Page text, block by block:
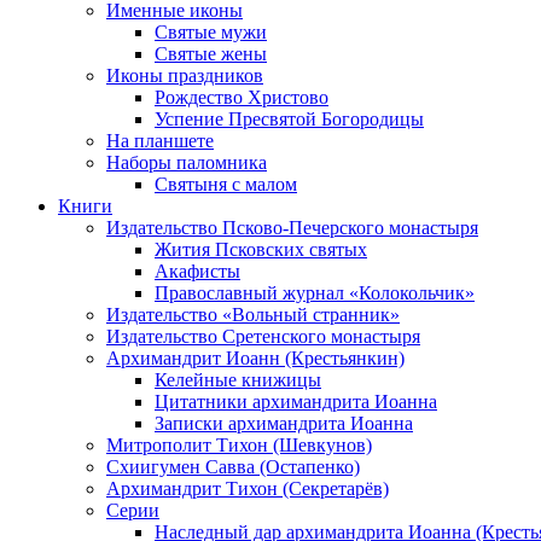
Именные иконы
Святые мужи
Святые жены
Иконы праздников
Рождество Христово
Успение Пресвятой Богородицы
На планшете
Наборы паломника
Святыня с малом
Книги
Издательство Псково-Печерского монастыря
Жития Псковских святых
Акафисты
Православный журнал «Колокольчик»
Издательство «Вольный странник»
Издательство Сретенского монастыря
Архимандрит Иоанн (Крестьянкин)
Келейные книжицы
Цитатники архимандрита Иоанна
Записки архимандрита Иоанна
Митрополит Тихон (Шевкунов)
Схиигумен Савва (Остапенко)
Архимандрит Тихон (Секретарёв)
Серии
Наследный дар архимандрита Иоанна